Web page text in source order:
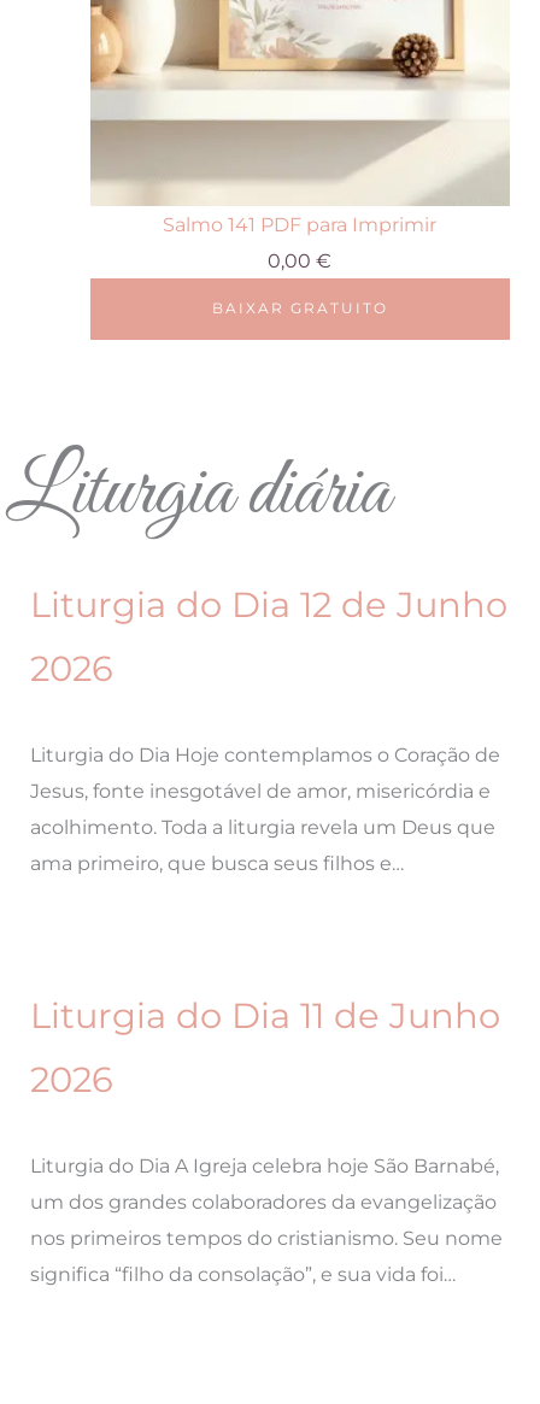
do
produto
Salmo 141 PDF para Imprimir
0,00€
BAIXAR GRATUITO
Liturgia diária
Liturgia do Dia 12 de Junho
2026
Liturgia do Dia Hoje contemplamos o Coração de
Jesus, fonte inesgotável de amor, misericórdia e
acolhimento. Toda a liturgia revela um Deus que
ama primeiro, que busca seus filhos e…
Liturgia do Dia 11 de Junho
2026
Liturgia do Dia A Igreja celebra hoje São Barnabé,
um dos grandes colaboradores da evangelização
nos primeiros tempos do cristianismo. Seu nome
significa “filho da consolação”, e sua vida foi…